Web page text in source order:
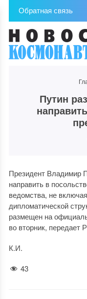
Обратная связь
Путин
Президент Владимир
направить в
ведомства, не
дипломатической
размещен на
во вторник, передает
К.И.
43